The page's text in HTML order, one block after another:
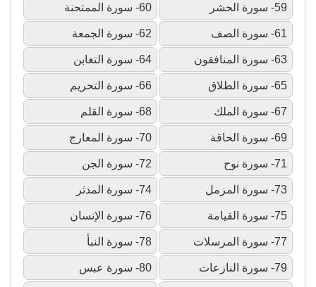
59- سورة الحشر 60- سورة الممتحنة
61- سورة الصف 62- سورة الجمعة
63- سورة المنافقون 64- سورة التغابن
65- سورة الطلاق 66- سورة التحريم
67- سورة الملك 68- سورة القلم
69- سورة الحاقة 70- سورة المعارج
71- سورة نوح 72- سورة الجن
73- سورة المزمل 74- سورة المدثر
75- سورة القيامة 76- سورة الإنسان
77- سورة المرسلات 78- سورة النبأ
79- سورة النازعات 80- سورة عبس